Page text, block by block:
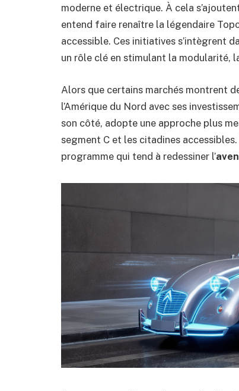
moderne et électrique. À cela
entend faire renaître la légendaire
accessible. Ces initiatives s’intègrent
un rôle clé en stimulant la modularité,
Alors que certains marchés montrent
l’Amérique du Nord avec ses
son côté, adopte une approche plus
segment C et les citadines
programme qui tend à redessiner l’